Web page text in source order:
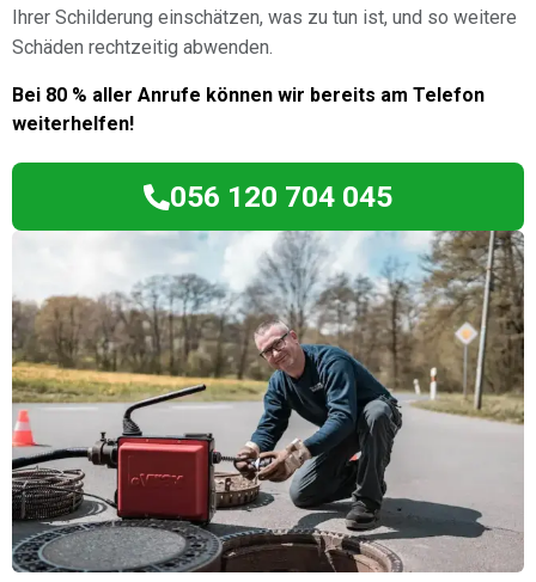
Ihrer Schilderung einschätzen, was zu tun ist, und so weitere
Schäden rechtzeitig abwenden.
Bei 80 % aller Anrufe können wir bereits am Telefon
weiterhelfen!
056 120 704 045